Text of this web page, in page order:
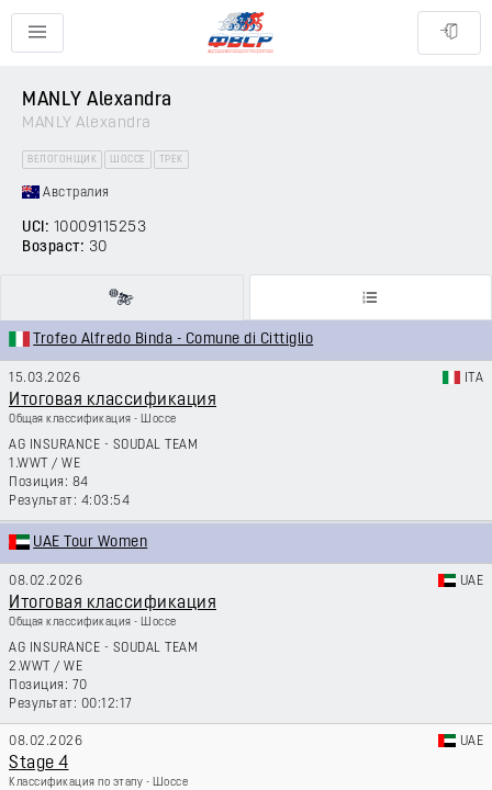
MANLY Alexandra
MANLY Alexandra
ВЕЛОГОНЩИК ШОССЕ ТРЕК
Австралия
UCI: 10009115253
Возраст: 30
Trofeo Alfredo Binda - Comune di Cittiglio
15.03.2026 ITA
Итоговая классификация
Общая классификация - Шоссе
AG INSURANCE - SOUDAL TEAM
1.WWT / WE
84
4:03:54
UAE Tour Women
08.02.2026 UAE
Итоговая классификация
Общая классификация - Шоссе
AG INSURANCE - SOUDAL TEAM
2.WWT / WE
70
00:12:17
08.02.2026 UAE
Stage 4
Классификация по этапу - Шоссе